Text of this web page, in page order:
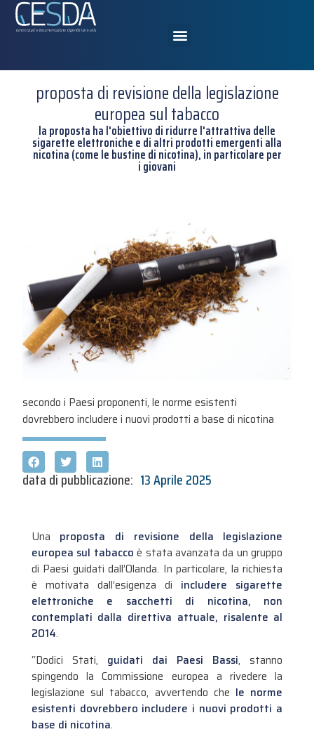
proposta di revisione della legislazione
europea sul tabacco
la proposta ha l'obiettivo di ridurre l'attrattiva delle
sigarette elettroniche e di altri prodotti emergenti alla
nicotina (come le bustine di nicotina), in particolare per
i giovani
secondo i Paesi proponenti, le norme esistenti
dovrebbero includere i nuovi prodotti a base di nicotina
data di pubblicazione: 13 Aprile 2025
Una proposta di revisione della legislazione
europea sul tabacco è stata avanzata da un gruppo
di Paesi guidati dall’Olanda. In particolare, la richiesta
è motivata dall’esigenza di includere sigarette
elettroniche e sacchetti di nicotina, non
contemplati dalla direttiva attuale, risalente al
2014.
“Dodici Stati, guidati dai Paesi Bassi, stanno
spingendo la Commissione europea a rivedere la
legislazione sul tabacco, avvertendo che le norme
esistenti dovrebbero includere i nuovi prodotti a
base di nicotina.